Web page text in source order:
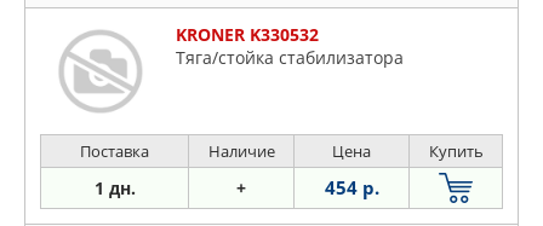
KRONER K330532
Тяга/стойка стабилизатора
Поставка Наличие Цена Купить
1 дн. + 454 р.